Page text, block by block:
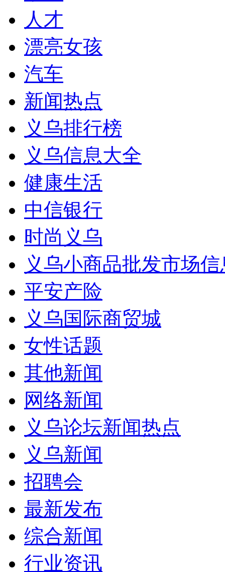
人才
漂亮女孩
汽车
新闻热点
义乌排行榜
义乌信息大全
健康生活
中信银行
时尚义乌
义乌小商品批发市场
平安产险
义乌国际商贸城
女性话题
其他新闻
网络新闻
义乌论坛新闻热点
义乌新闻
招聘会
最新发布
综合新闻
行业资讯